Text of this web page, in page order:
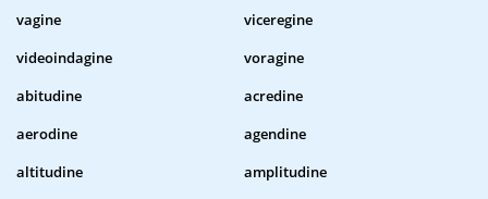
vagine
viceregine
videoindagine
voragine
abitudine
acredine
aerodine
agendine
altitudine
amplitudine